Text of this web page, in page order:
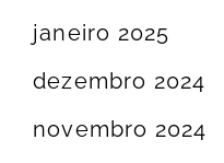
janeiro 2025
dezembro 2024
novembro 2024